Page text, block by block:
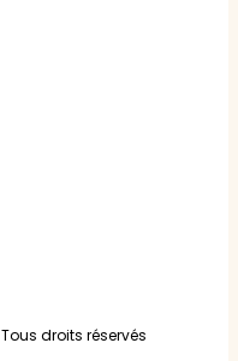
Tous droits réservés